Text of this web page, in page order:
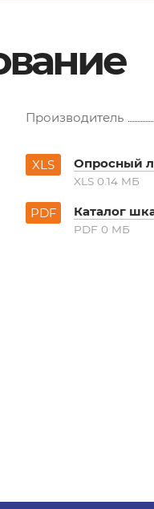
Производитель
XLS Опросный
XLS 0.14 MБ
PDF Каталог
PDF 0 MБ